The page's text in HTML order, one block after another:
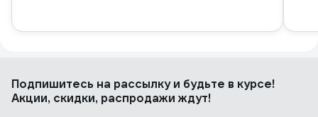
Подпишитесь на рассылкуи будьте в курсе!
Акции, скидки, распродажи ждут!